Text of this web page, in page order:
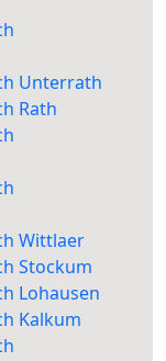
Unterrath
Rath
Wittlaer
Stockum
Lohausen
Kalkum